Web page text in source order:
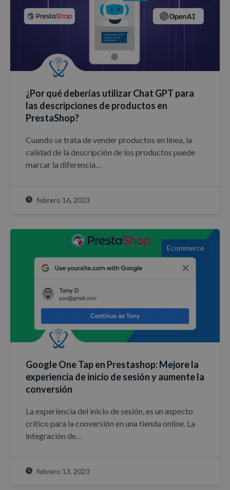
¿Por qué deberías utilizar Chat GPT para
las descripciones de productos en
PrestaShop?
Cuando se trata de vender productos en línea, la
calidad de la descripción de los productos puede
marcar la diferencia…
febrero 16, 2023
Ecommerce
Google One Tap en Prestashop: Mejore la
experiencia de inicio de sesión y aumente la
conversión
La experiencia del inicio de sesión, es un aspecto
crítico para la conversión en una tienda online. La
integración de…
febrero 13, 2023